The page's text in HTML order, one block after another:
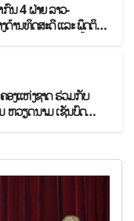
ນ 4 ຝ່າຍ ລາວ-
ານທິດສະດີ ແລະ ພຶດຕິກໍາ
ອງແຫ່ງຊາດ ຮ່ວມກັບ
ຫວຽດນາມ ເຊັນບົດ